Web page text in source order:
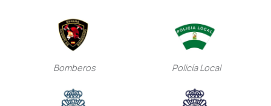
Bomberos Policía Local